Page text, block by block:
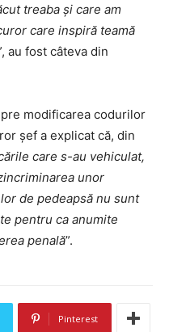
treaba și care am
care inspiră teamă
au fost câteva din
modificarea codurilor
șef a explicat că, din
care s-au vehiculat,
unor
de pedeapsă nu sunt
pentru ca anumite
penală”.
Pinterest